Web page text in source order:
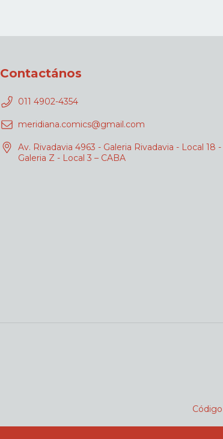
Contactános
011 4902-4354
meridiana.comics@gmail.com
Av. Rivadavia 4963 - Galeria Rivadavia - Local 18
Galeria Z - Local 3 – CABA
Código